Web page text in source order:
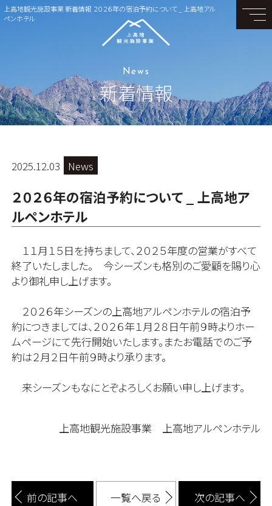
上高地観光施設事業 新着情報 ２０２６年の宿泊予約について _ 上高地アル
ペンホテル
News
新着情報
2025.12.03 News
２０２６年の宿泊予約について _ 上高地ア
ルペンホテル
１１ 月１５日を持ちまして、２０２５年度の営業がすべて
終了いたしました。 今シーズンも格別のご愛顧を賜り心
より御礼申し上げます。
２０２６年シーズンの上高地アルペンホテルの宿泊予
約につきましては、２０２６年１月２８日午前９時よりホー
ムページにて先行開始いたします。またお電話でのご予
約は２月２日午前９時より承ります。
来シーズンもなにとぞよろしくお願い申し上げます。
上高地観光施設事業 上高地アルペンホテル
前の記事へ 一覧へ戻る 次の記事へ